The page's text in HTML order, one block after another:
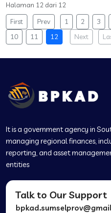
Halaman 12 dari 12
First Prev 1 2 3
10
11 12 Next
It is a government agency in
managing regional finances,
reporting, and asset
entities
Talk to Our Support